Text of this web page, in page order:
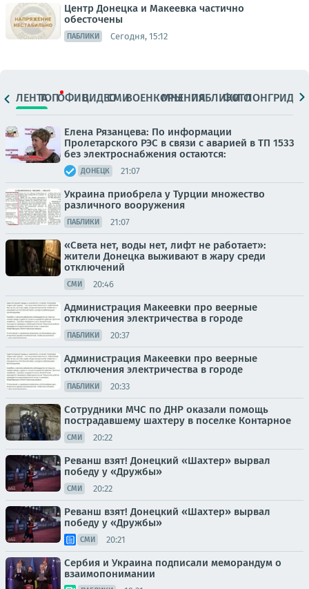
Центр Донецка и Макеевка частично
обесточены
ПАБЛИКИ Сегодня, 15:12
ЛЕНТАТОПОФИЦ.ВИДЕОСМИВОЕНКОРЫМНЕНИЯПАБЛИКИ
ФОТОЛОНГРИДЫ
Елена Рязанцева: По информации
Пролетарского РЭС в связи с аварией в ТП 1533
без электроснабжения остаются:
ДОНЕЦК 21:07
Украина приобрела у Турции множество
различного вооружения
ПАБЛИКИ 21:07
«Света нет, воды нет, лифт не работает»:
жители Донецка выживают в жару среди
отключений
СМИ 20:46
Администрация Макеевки про веерные
отключения электричества в городе
ПАБЛИКИ 20:37
Администрация Макеевки про веерные
отключения электричества в городе
ПАБЛИКИ 20:33
Сотрудники МЧС по ДНР оказали помощь
пострадавшему шахтеру в поселке Контарное
СМИ 20:22
Реванш взят! Донецкий «Шахтер» вырвал
победу у «Дружбы»
СМИ 20:22
Реванш взят! Донецкий «Шахтер» вырвал
победу у «Дружбы»
СМИ 20:21
Сербия и Украина подписали меморандум о
взаимопонимании